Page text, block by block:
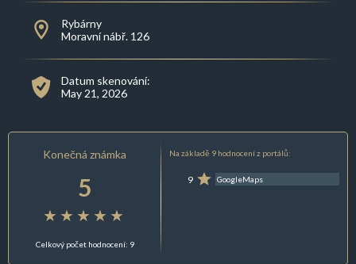
Rybárny
Moravní nábř. 126
Datum skenování:
May 21, 2026
Konečná známka
5
Celkový počet hodnocení: 9
Na základě 9 hodnocení z portálů:
9 GoogleMaps